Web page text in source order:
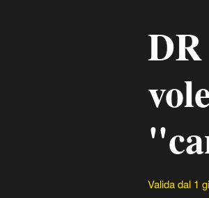
Valida dal 1